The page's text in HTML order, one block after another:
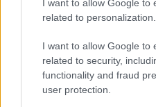
I want to allow Google to
related to personalization.
I want to allow Google to
related to security,
functionality and fraud
user protection.
mértek.